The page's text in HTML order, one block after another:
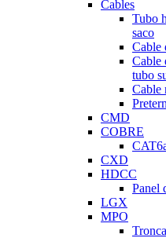
Cables
Tubo
saco
Cable
Cable
tubo
Cable
CMD
COBRE
CXD
HDCC
Panel
LGX
MPO